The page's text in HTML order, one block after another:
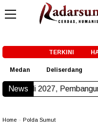
TERKINI
Medan Deliserdang
News
Pembangunan Sekolah
Home Polda Sumut